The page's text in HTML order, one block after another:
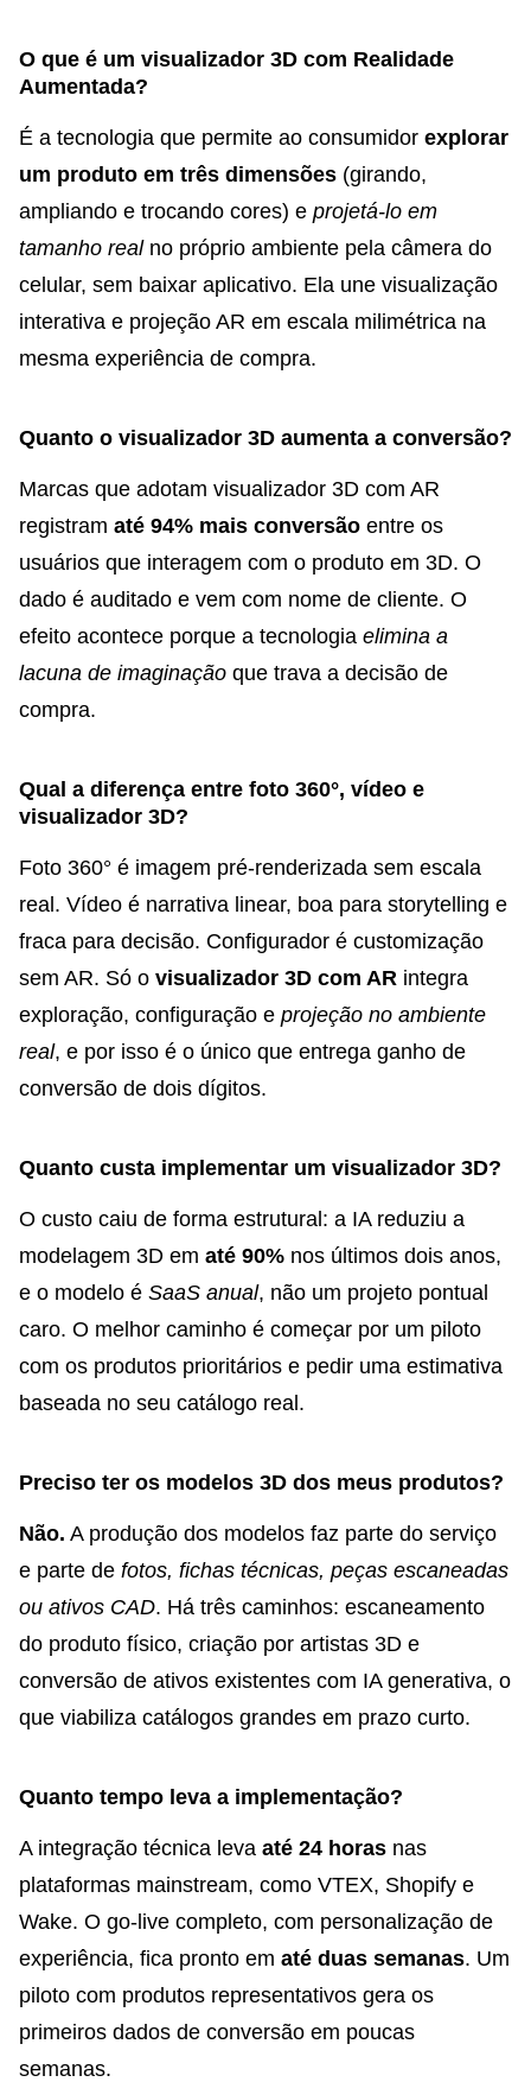
O que é um visualizador 3D com Realidade
Aumentada?
É a tecnologia que permite ao consumidor explorar
um produto em três dimensões (girando,
ampliando e trocando cores) e projetá-lo em
tamanho realno próprio ambiente pela câmera do
celular, sem baixar aplicativo. Ela une visualização
interativa e projeção AR em escala milimétrica na
mesma experiência de compra.
Quanto o visualizador 3D aumenta a conversão?
Marcas que adotam visualizador 3D com AR
registram até 94% mais conversão entre os
usuários que interagem com o produto em 3D. O
dado é auditado e vem com nome de cliente. O
efeito acontece porque a tecnologia elimina a
lacuna de imaginação que trava a decisão de
compra.
Qual a diferença entre foto 360°, vídeo e
visualizador 3D?
Foto 360° é imagem pré-renderizada sem escala
real. Vídeo é narrativa linear, boa para storytelling e
fraca para decisão. Configurador é customização
sem AR. Só o visualizador 3D com AR integra
exploração, configuração e projeção no ambiente
real, e por isso é o único que entrega ganho de
conversão de dois dígitos.
Quanto custa implementar um visualizador 3D?
O custo caiu de forma estrutural: a IA reduziu a
modelagem 3D em até 90% nos últimos dois anos,
e o modelo é SaaS anual, não um projeto pontual
caro. O melhor caminho é começar por um piloto
com os produtos prioritários e pedir uma estimativa
baseada no seu catálogo real.
Preciso ter os modelos 3D dos meus produtos?
Não. A produção dos modelos faz parte do serviço
e parte de fotos, fichas técnicas, peças escaneadas
ou ativos CAD. Há três caminhos: escaneamento
do produto físico, criação por artistas 3D e
conversão de ativos existentes com IA generativa, o
que viabiliza catálogos grandes em prazo curto.
Quanto tempo leva a implementação?
A integração técnica leva até 24 horas nas
plataformas mainstream, como VTEX, Shopify e
Wake. O go-live completo, com personalização de
experiência, fica pronto em até duas semanas. Um
piloto com produtos representativos gera os
primeiros dados de conversão em poucas
semanas.